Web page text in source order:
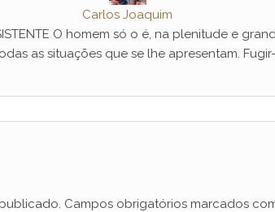
Carlos Joaquim
O homem só o é, na plenitude e
as situações que se lhe apresentam.
Campos obrigatórios marcados